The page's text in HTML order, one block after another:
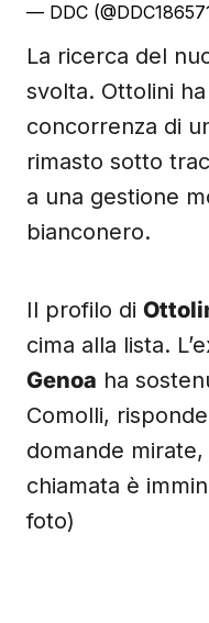
— DDC
La ricerca del
svolta. Ottolini
concorrenza di
rimasto sotto
a una gestione
bianconero.
Il profilo di
cima alla lista.
Genoa ha
Comolli,
domande
chiamata è
foto)